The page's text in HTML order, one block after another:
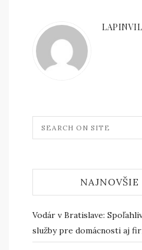
Vodár v Bratislave:
služby pre domácnosti aj